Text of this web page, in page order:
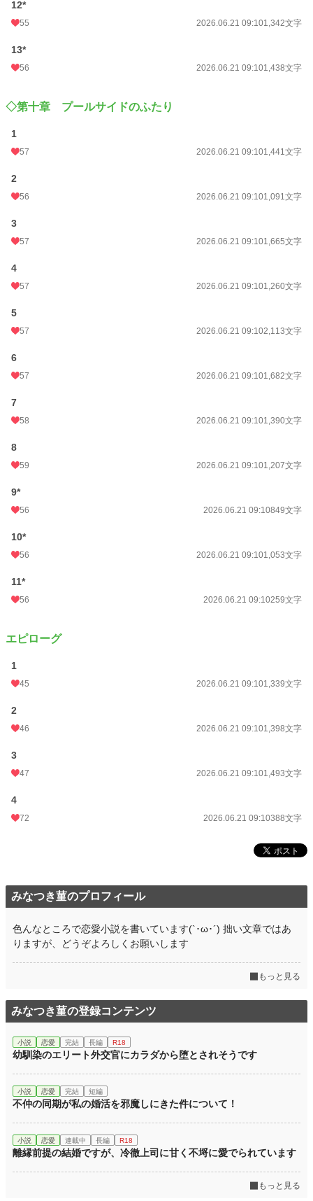
12*
55 2026.06.21 09:101,342文字
13*
56 2026.06.21 09:101,438文字
◇第十章 プールサイドのふたり
1
57 2026.06.21 09:101,441文字
2
56 2026.06.21 09:101,091文字
3
57 2026.06.21 09:101,665文字
4
57 2026.06.21 09:101,260文字
5
57 2026.06.21 09:102,113文字
6
57 2026.06.21 09:101,682文字
7
58 2026.06.21 09:101,390文字
8
59 2026.06.21 09:101,207文字
9*
56 2026.06.21 09:10849文字
10*
56 2026.06.21 09:101,053文字
11*
56 2026.06.21 09:10259文字
エピローグ
1
45 2026.06.21 09:101,339文字
2
46 2026.06.21 09:101,398文字
3
47 2026.06.21 09:101,493文字
4
72 2026.06.21 09:10388文字
みなつき菫のプロフィール
色んなところで恋愛小説を書いています(`･ω･´) 拙い文章ではあ
りますが、どうぞよろしくお願いします
もっと見る
みなつき菫の登録コンテンツ
小説 恋愛 完結 長編 R18
幼馴染のエリート外交官にカラダから堕とされそうです
小説 恋愛 完結 短編
不仲の同期が私の婚活を邪魔しにきた件について！
小説 恋愛 連載中 長編 R18
離縁前提の結婚ですが、冷徹上司に甘く不埒に愛でられています
もっと見る